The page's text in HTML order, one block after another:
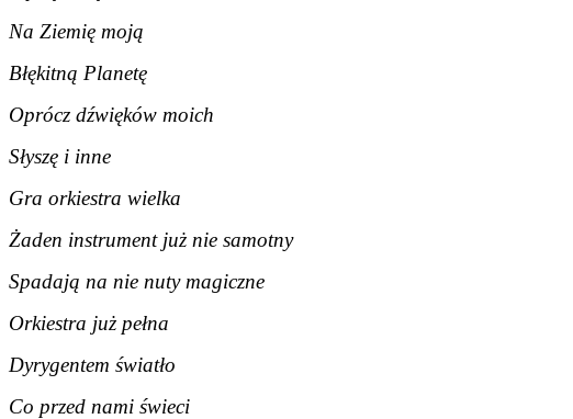
Na Ziemię moją
Błękitną Planetę
Oprócz dźwięków moich
Słyszę i inne
Gra orkiestra wielka
Żaden instrument już nie samotny
Spadają na nie nuty magiczne
Orkiestra już pełna
Dyrygentem światło
Co przed nami świeci